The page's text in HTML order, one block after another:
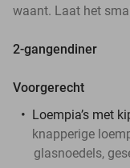
waant. Laat het
2-gangendiner
Voorgerecht
Loempia’s met
knapperige
glasnoedels,